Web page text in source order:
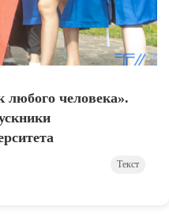
любого человека».
Текст